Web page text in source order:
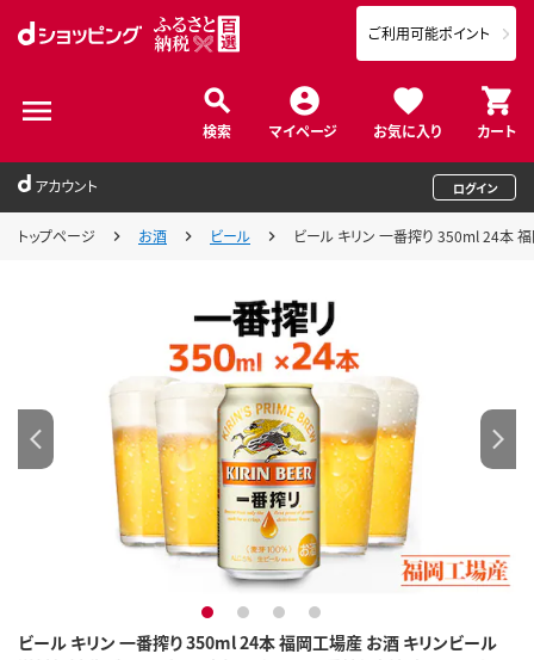
検索 マイページ お気に入り カート
ご利用可能ポイント
アカウント ログイン
トップページ お酒 ビール ビール キリン 一番搾り 350ml 24本
ビール キリン 一番搾り 350ml 24本 福岡工場産 お酒 キリンビール
1 2 3 4